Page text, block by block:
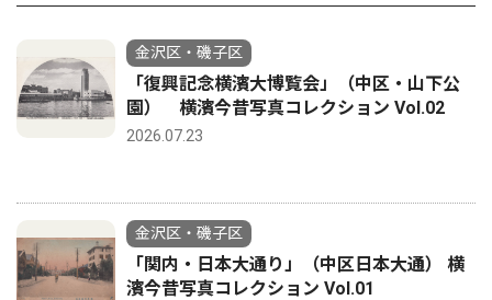
金沢区・磯子区
「復興記念横濱大博覧会」（中区・山下公
園） 横濱今昔写真コレクション Vol.02
2026.07.23
金沢区・磯子区
「関内・日本大通り」（中区日本大通） 横
濱今昔写真コレクション Vol.01